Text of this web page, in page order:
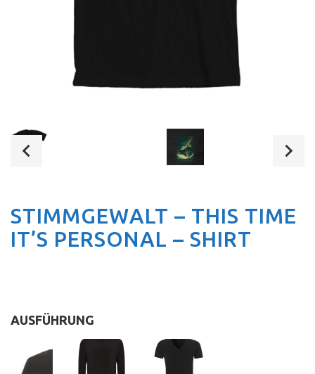
STIMMGEWALT – THIS TIME
IT’S PERSONAL – SHIRT
AUSFÜHRUNG